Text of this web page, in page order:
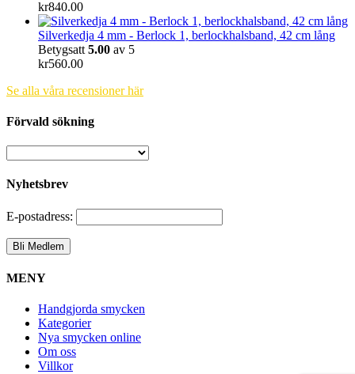
kr840.00
Silverkedja 4 mm - Berlock 1, berlockhalsband, 42 cm lång
Betygsatt 5.00 av 5
kr560.00
Se alla våra recensioner här
Förvald sökning
Nyhetsbrev
E-postadress:
MENY
Handgjorda smycken
Kategorier
Nya smycken online
Om oss
Villkor